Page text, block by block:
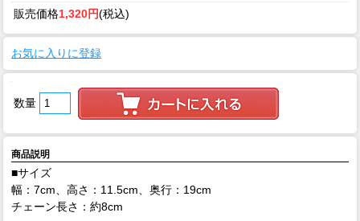
販売価格1,320円(税込)
お気に入りに登録
数量
商品説明
■サイズ
幅：7cm、高さ：11.5cm、奥行：19cm
チェーン長さ：約8cm